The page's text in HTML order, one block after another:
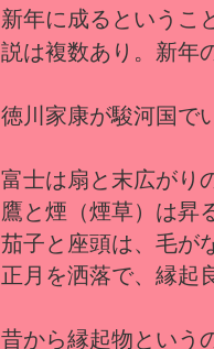
新年に成るというこ
説は複数あり。新年
徳川家康が駿河国で
富士は扇と末広がり
鷹と煙（煙草）は昇
茄子と座頭は、毛が
正月を洒落で、縁起
昔から縁起物という